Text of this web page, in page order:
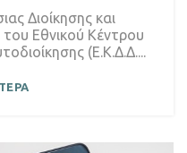
Διοίκησης και
Εθνικού Κέντρου
(Ε.Κ.Δ.Δ....